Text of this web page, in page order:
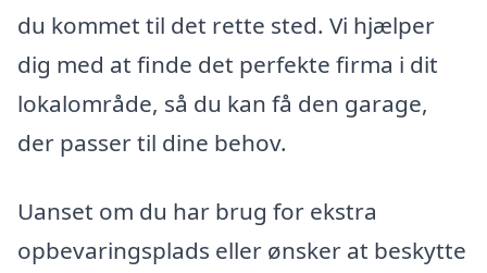
du kommet til det rette sted. Vi hjælper
dig med at finde det perfekte firma i dit
lokalområde, så du kan få den garage,
der passer til dine behov.
Uanset om du har brug for ekstra
opbevaringsplads eller ønsker at beskytte